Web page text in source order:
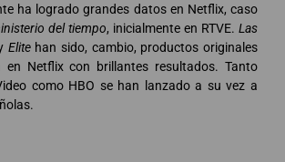
ha logrado grandes datos en Netflix, caso
del tiempo, inicialmente en RTVE. Las
Elitehan sido, cambio, productos originales
en Netflix con brillantes resultados. Tanto
como HBO se han lanzado a su vez a